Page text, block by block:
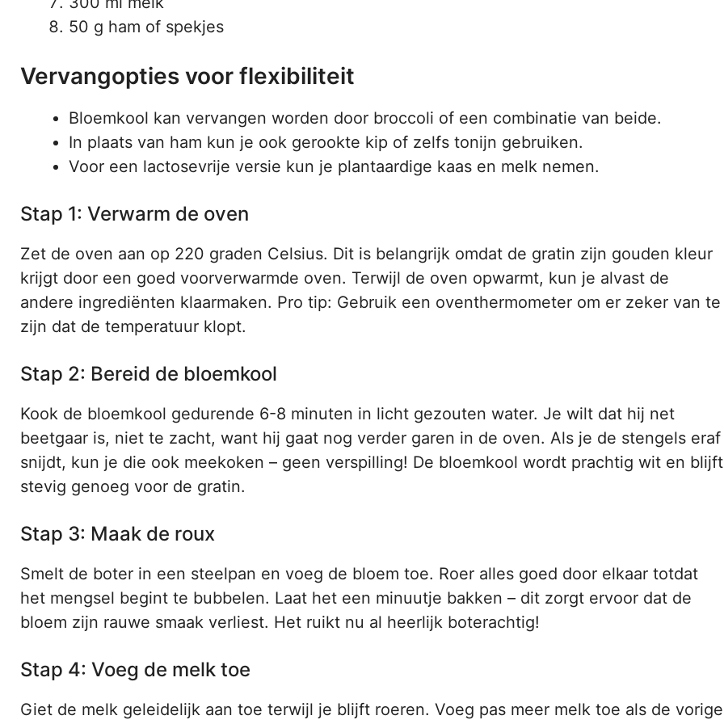
50 g ham of spekjes
Vervangopties voor flexibiliteit
Bloemkool kan vervangen worden door broccoli of een combinatie van beide.
In plaats van ham kun je ook gerookte kip of zelfs tonijn gebruiken.
Voor een lactosevrije versie kun je plantaardige kaas en melk nemen.
Stap 1: Verwarm de oven
Zet de oven aan op 220 graden Celsius. Dit is belangrijk omdat de gratin zijn gouden kleur
krijgt door een goed voorverwarmde oven. Terwijl de oven opwarmt, kun je alvast de
andere ingrediënten klaarmaken. Pro tip: Gebruik een oventhermometer om er zeker van te
zijn dat de temperatuur klopt.
Stap 2: Bereid de bloemkool
Kook de bloemkool gedurende 6-8 minuten in licht gezouten water. Je wilt dat hij net
beetgaar is, niet te zacht, want hij gaat nog verder garen in de oven. Als je de stengels eraf
snijdt, kun je die ook meekoken – geen verspilling! De bloemkool wordt prachtig wit en blijft
stevig genoeg voor de gratin.
Stap 3: Maak de roux
Smelt de boter in een steelpan en voeg de bloem toe. Roer alles goed door elkaar totdat
het mengsel begint te bubbelen. Laat het een minuutje bakken – dit zorgt ervoor dat de
bloem zijn rauwe smaak verliest. Het ruikt nu al heerlijk boterachtig!
Stap 4: Voeg de melk toe
Giet de melk geleidelijk aan toe terwijl je blijft roeren. Voeg pas meer melk toe als de vorige